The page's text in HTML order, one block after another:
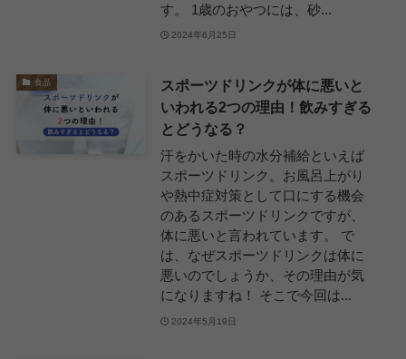
す。 1歳のおやつには、砂...
2024年6月25日
食品
スポーツドリンクが体に悪いと
いわれる2つの理由！飲みすぎる
とどうなる？
汗をかいた時の水分補給といえば
スポーツドリンク。お風呂上がり
や熱中症対策として口にする機会
のあるスポーツドリンクですが、
体に悪いと言われています。 で
は、なぜスポーツドリンクは体に
悪いのでしょうか、その理由が気
になりますね！ そこで今回は...
2024年5月19日